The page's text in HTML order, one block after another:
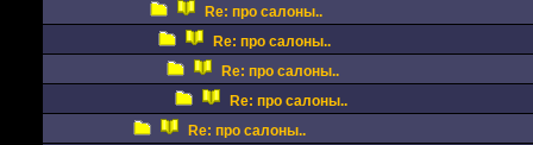
Re: про салоны..
Re: про салоны..
Re: про салоны..
Re: про салоны..
Re: про салоны..